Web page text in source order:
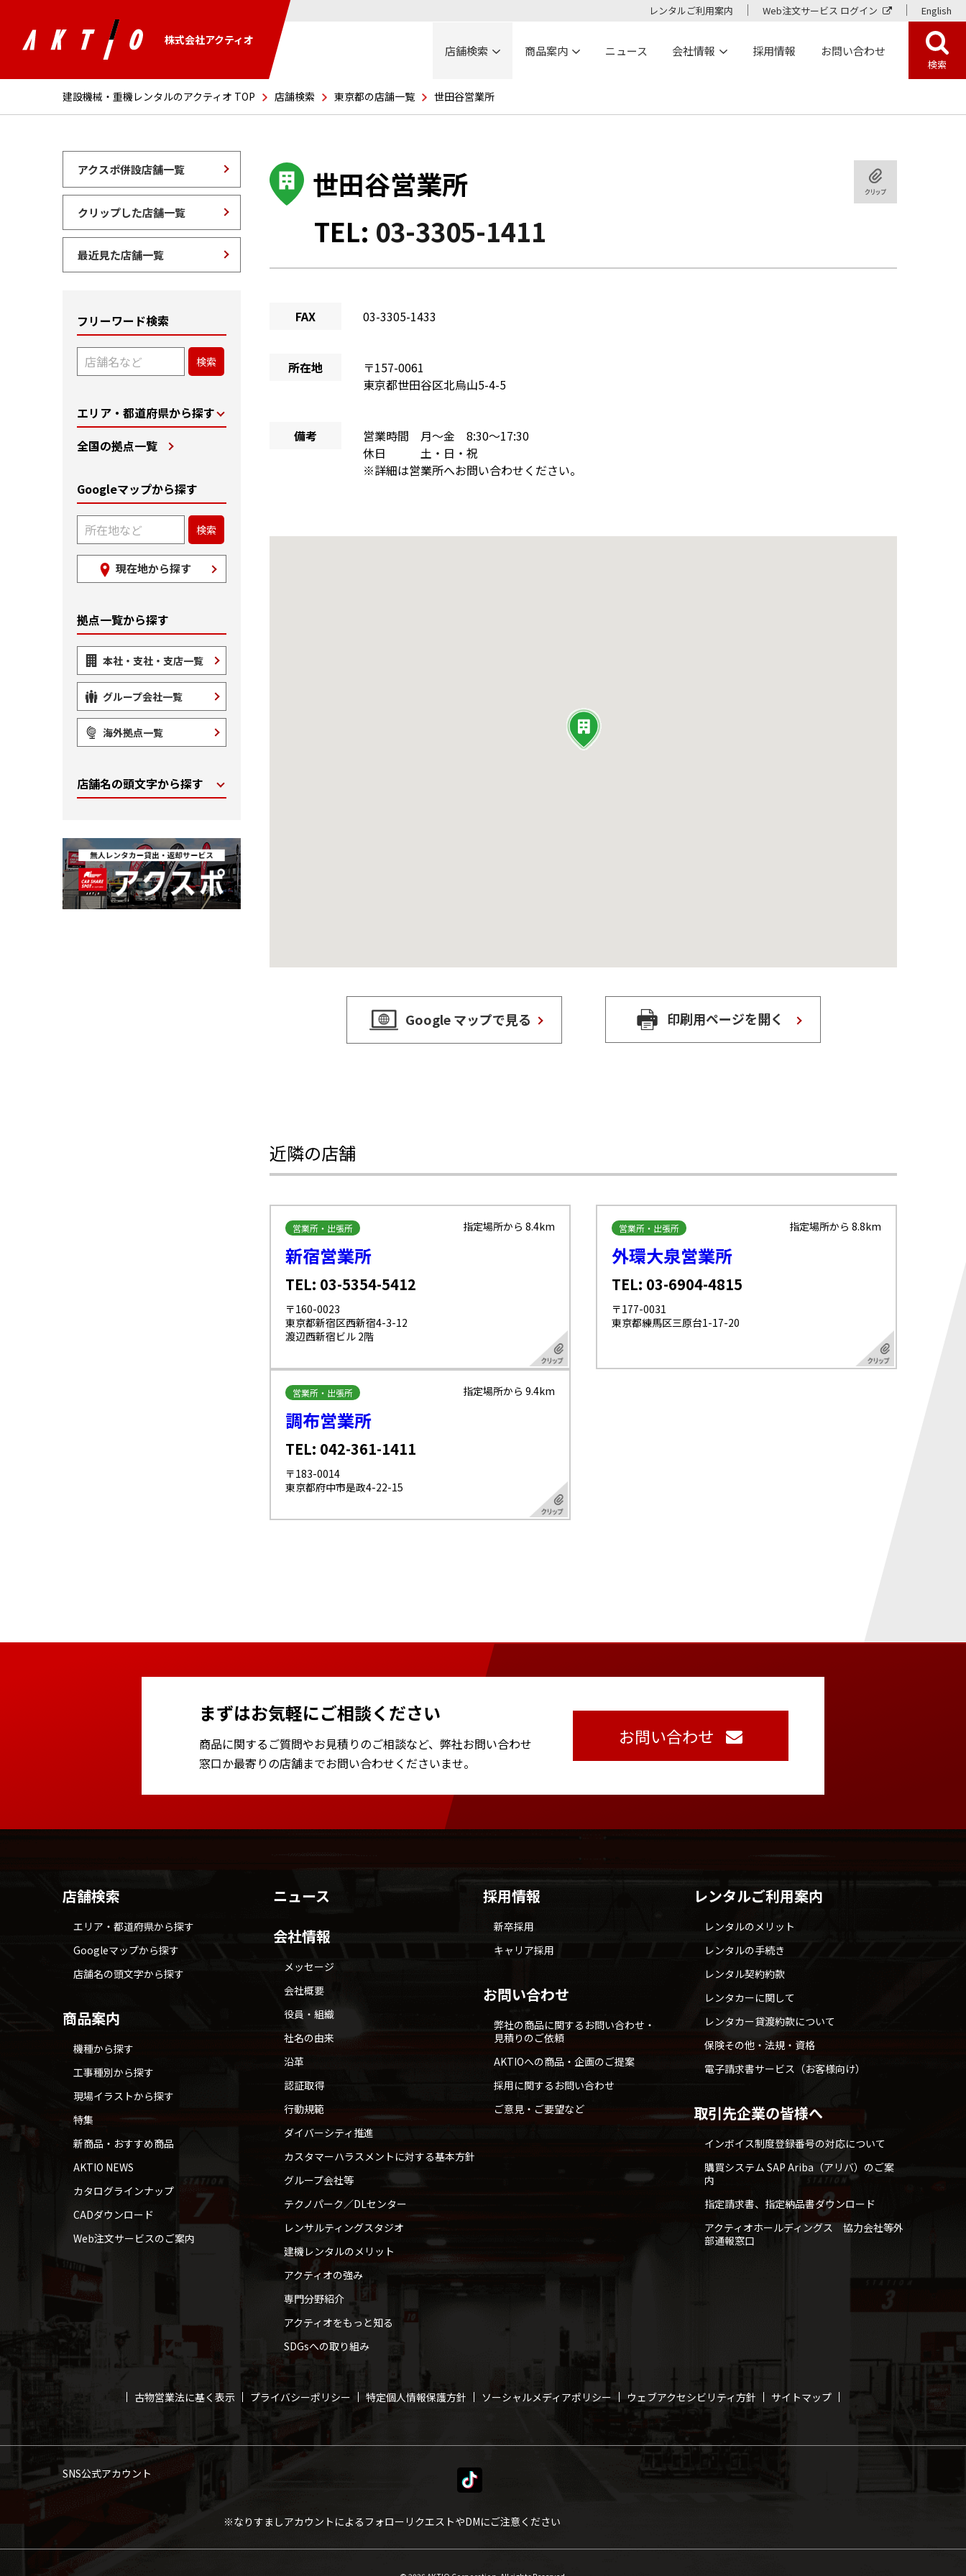
株式会社アクティオ
レンタルご利用案内 Web注文サービス ログイン English
店舗検索 商品案内 ニュース 会社情報 採用情報 お問い合わせ
検索
建設機械・重機レンタルのアクティオ TOP 店舗検索 東京都の店舗一覧 世田谷営業所
世田谷営業所
TEL: 03-3305-1411
FAX 03-3305-1433
所在地 〒157-0061
東京都世田谷区北烏山5-4-5
備考
営業時間 月～金 8:30～17:30
休日 土・日・祝
※詳細は営業所へお問い合わせください。
Google マップで見る 印刷用ページを開く
近隣の店舗
営業所・出張所 指定場所から 8.4km
新宿営業所
TEL: 03-5354-5412
〒160-0023
東京都新宿区西新宿4-3-12
渡辺西新宿ビル 2階
営業所・出張所 指定場所から 8.8km
外環大泉営業所
TEL: 03-6904-4815
〒177-0031
東京都練馬区三原台1-17-20
営業所・出張所 指定場所から 9.4km
調布営業所
TEL: 042-361-1411
〒183-0014
東京都府中市是政4-22-15
アクスポ併設店舗一覧
クリップした店舗一覧
最近見た店舗一覧
フリーワード検索
エリア・都道府県から探す
全国の拠点一覧
Googleマップから探す
現在地から探す
拠点一覧から探す
本社・支社・支店一覧
グループ会社一覧
海外拠点一覧
店舗名の頭文字から探す
まずはお気軽にご相談ください
商品に関するご質問やお見積りのご相談など、 弊社お問い合わせ
窓口か最寄りの店舗までお問い合わせくださいませ。
お問い合わせ
店舗検索
エリア・都道府県から探す
Googleマップから探す
店舗名の頭文字から探す
商品案内
機種から探す
工事種別から探す
現場イラストから探す
特集
新商品・おすすめ商品
AKTIO NEWS
カタログラインナップ
CADダウンロード
Web注文サービスのご案内
ニュース
会社情報
メッセージ
会社概要
役員・組織
社名の由来
沿革
認証取得
行動規範
ダイバーシティ推進
カスタマーハラスメントに対する基本方針
グループ会社等
テクノパーク／DLセンター
レンサルティングスタジオ
建機レンタルのメリット
アクティオの強み
専門分野紹介
アクティオをもっと知る
SDGsへの取り組み
採用情報
新卒採用
キャリア採用
お問い合わせ
弊社の商品に関するお問い合わせ・
見積りのご依頼
AKTIOへの商品・企画のご提案
採用に関するお問い合わせ
ご意見・ご要望など
レンタルご利用案内
レンタルのメリット
レンタルの手続き
レンタル契約約款
レンタカーに関して
レンタカー貸渡約款について
保険その他・法規・資格
電子請求書サービス（お客様向け）
取引先企業の皆様へ
インボイス制度登録番号の対応について
購買システム SAP Ariba（アリバ）のご案
内
指定請求書、指定納品書ダウンロード
アクティオホールディングス 協力会社等外
部通報窓口
古物営業法に基く表示 プライバシーポリシー 特定個人情報保護方針 ソーシャルメディアポリシー ウェブアクセシビリティ方針 サイトマップ
SNS公式アカウント
※なりすましアカウントによるフォローリクエストやDMにご注意ください